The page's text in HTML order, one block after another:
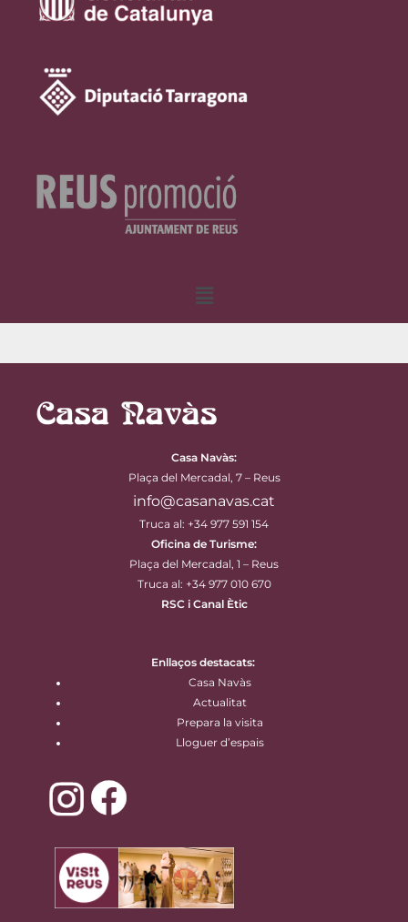
Menu
Casa Navàs:
Plaça del Mercadal, 7 – Reus
info@casanavas.cat
Truca al: +34 977 591 154
Oficina de Turisme:
Plaça del Mercadal, 1 – Reus
Truca al: +34 977 010 670
RSC i Canal Ètic
Enllaços destacats:
Casa Navàs
Actualitat
Prepara la visita
Lloguer d’espais